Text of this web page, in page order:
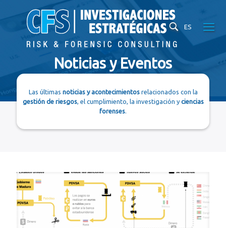
ES
Noticias y Eventos
Las últimas noticias y acontecimientosrelacionados con la
gestión de riesgos, el cumplimiento, la investigación yciencias
forenses.